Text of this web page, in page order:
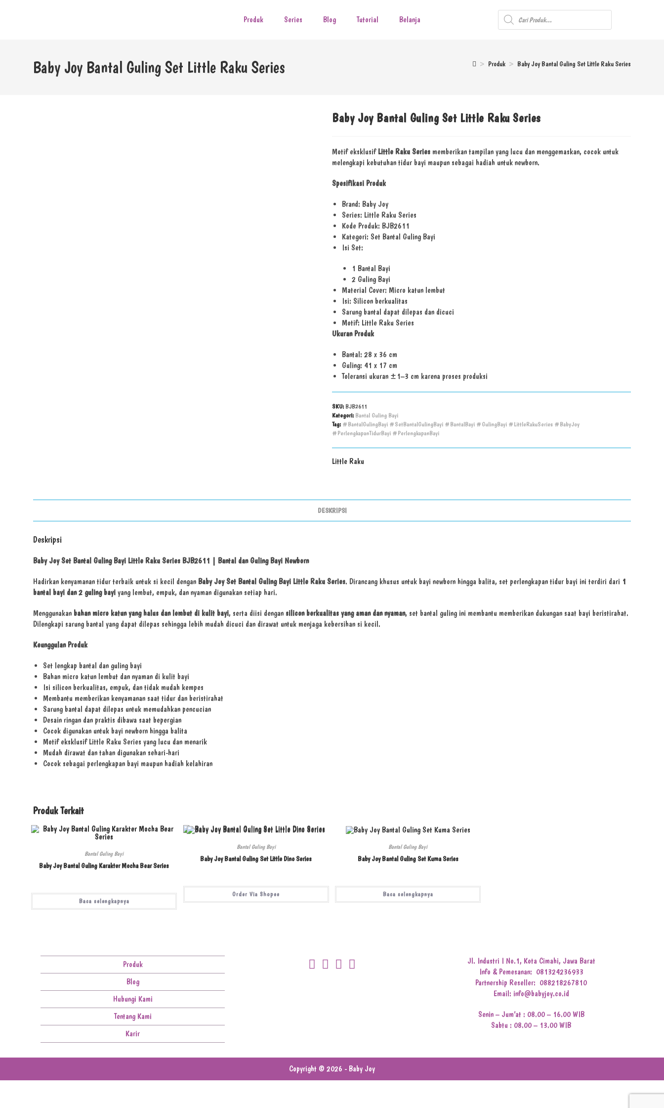
Produk Series Blog Tutorial Belanja
Baby Joy Bantal Guling Set Little Raku Series > Produk > Baby Joy Bantal Guling Set Little Raku Series
Baby Joy Bantal Guling Set Little Raku Series
Motif eksklusif Little Raku Series memberikan tampilan yang lucu dan menggemaskan, cocok untuk
melengkapi kebutuhan tidur bayi maupun sebagai hadiah untuk newborn.
Spesifikasi Produk
Brand: Baby Joy
Series: Little Raku Series
Kode Produk: BJB2611
Kategori: Set Bantal Guling Bayi
Isi Set:
1 Bantal Bayi
2 Guling Bayi
Material Cover: Micro katun lembut
Isi: Silicon berkualitas
Sarung bantal dapat dilepas dan dicuci
Motif: Little Raku Series
Ukuran Produk
Bantal: 28 x 36 cm
Guling: 41 x 17 cm
Toleransi ukuran ±1–3 cm karena proses produksi
SKU: BJB2611
Kategori: Bantal Guling Bayi
Tag: #BantalGulingBayi #SetBantalGulingBayi #BantalBayi #GulingBayi #LittleRakuSeries #BabyJoy
#PerlengkapanTidurBayi #PerlengkapanBayi
Little Raku
DESKRIPSI
Deskripsi
Baby Joy Set Bantal Guling Bayi Little Raku Series BJB2611 | Bantal dan Guling Bayi Newborn
Hadirkan kenyamanan tidur terbaik untuk si kecil dengan Baby Joy Set Bantal Guling Bayi Little Raku Series. Dirancang khusus untuk bayi newborn hingga balita, set perlengkapan tidur bayi ini terdiri dari 1
bantal bayi dan 2 guling bayi yang lembut, empuk, dan nyaman digunakan setiap hari.
Menggunakan bahan micro katun yang halus dan lembut di kulit bayi, serta diisi dengansilicon berkualitas yang aman dan nyaman, set bantal guling ini membantu memberikan dukungan saat bayi beristirahat.
Dilengkapi sarung bantal yang dapat dilepas sehingga lebih mudah dicuci dan dirawat untuk menjaga kebersihan si kecil.
Keunggulan Produk
Set lengkap bantal dan guling bayi
Bahan micro katun lembut dan nyaman di kulit bayi
Isi silicon berkualitas, empuk, dan tidak mudah kempes
Membantu memberikan kenyamanan saat tidur dan beristirahat
Sarung bantal dapat dilepas untuk memudahkan pencucian
Desain ringan dan praktis dibawa saat bepergian
Cocok digunakan untuk bayi newborn hingga balita
Motif eksklusif Little Raku Series yang lucu dan menarik
Mudah dirawat dan tahan digunakan sehari-hari
Cocok sebagai perlengkapan bayi maupun hadiah kelahiran
Produk Terkait
Bantal Guling Bayi
Baby Joy Bantal Guling Karakter Mocha Bear Series
Baca selengkapnya
Bantal Guling Bayi
Baby Joy Bantal Guling Set Little Dino Series
Order Via Shopee
Bantal Guling Bayi
Baby Joy Bantal Guling Set Kuma Series
Baca selengkapnya
Produk
Blog
Hubungi Kami
Tentang Kami
Karir
Jl. Industri I No.1, Kota Cimahi, Jawa Barat
Info & Pemesanan: 081324236933
Partnership Reseller: 088218267810
Email: info@babyjoy.co.id
Senin – Jum’at : 08.00 – 16.00 WIB
Sabtu : 08.00 – 13.00 WIB
Copyright © 2026 - Baby Joy